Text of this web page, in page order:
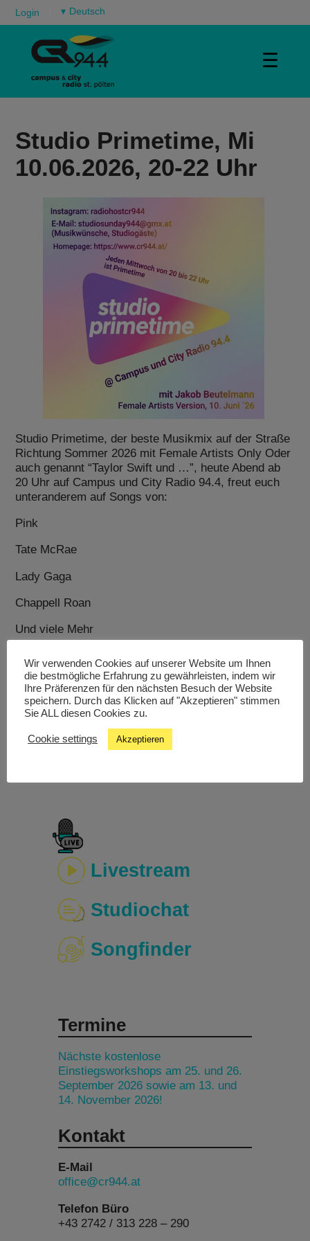
Login ▾
☰
Studio Primetime, Mi
10.06.2026, 20-22 Uhr
Studio Primetime, der beste Musikmix auf der Straße
Richtung Sommer 2026 mit Female Artists Only Oder
auch genannt “Taylor Swift und …”, heute Abend ab
20 Uhr auf Campus und City Radio 94.4, freut euch
unteranderem auf Songs von:
Pink
Tate McRae
Lady Gaga
Chappell Roan
Und viele Mehr
www.cr944.at/livestream
Während der Sendung könnt ihr gerne auch in
unserem Homepage Chat mit mir (von 20:00 bis
21:30) in Kontakt treten (Kommentare zu den
laufenden Songs und der Sendung, usw.)
Livestream
Studiochat
Songfinder
Termine
Nächste kostenlose
Einstiegsworkshops am 25. und 26.
September 2026 sowie am 13. und
14. November 2026!
Kontakt
E-Mail
office@cr944.at
Telefon Büro
+43 2742 / 313 228 – 290
Wir verwenden Cookies auf unserer Website um Ihnen
die bestmögliche Erfahrung zu gewährleisten, indem wir
Ihre Präferenzen für den nächsten Besuch der Website
speichern. Durch das Klicken auf "Akzeptieren" stimmen
Sie ALL diesen Cookies zu.
Cookie settings Akzeptieren